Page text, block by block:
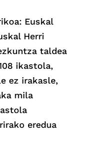
Euskal
Herri
taldea
ikastola,
ez irakasle,
mila
eredua